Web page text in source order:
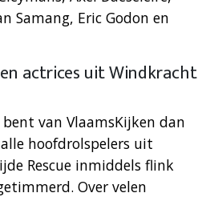
Samang, Eric Godon en
actrices uit Windkracht
van VlaamsKijken dan
hoofdrolspelers uit
Rescue inmiddels flink
Over velen